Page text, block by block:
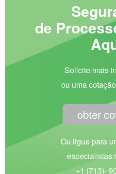
de
Solicite mais
ou uma
obter
Ou ligue para
especialistas
+1 (713)-